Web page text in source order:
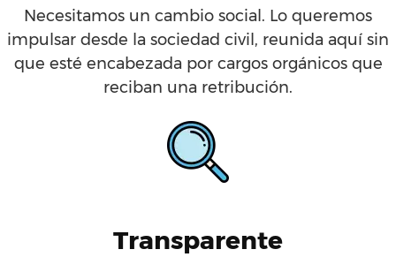
Necesitamos un cambio social. Lo queremos
impulsar desde la sociedad civil, reunida aquí sin
que esté encabezada por cargos orgánicos que
reciban una retribución.
Transparente